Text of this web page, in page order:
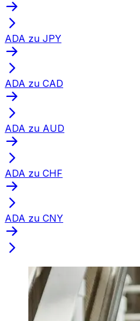
ADA zu JPY
ADA zu CAD
ADA zu AUD
ADA zu CHF
ADA zu CNY